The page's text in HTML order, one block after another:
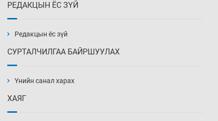
Уржигдар 14 цаг 00 мин
нэмэгджээ
РЕДАКЦЫН ЁС ЗҮЙ
Редакцын ёс зүй
СУРТАЛЧИЛГАА БАЙРШУУЛАХ
Үнийн санал харах
ХАЯГ